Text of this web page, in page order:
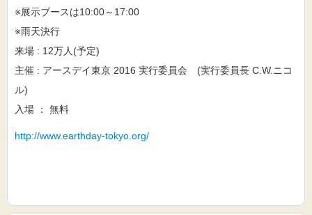
※展示ブースは10:00～17:00
※雨天決行
来場 : 12万人(予定)
主催 : アースデイ東京 2016 実行委員会 (実行委員長 C.W.ニコ
ル)
入場 ： 無料
http://www.earthday-tokyo.org/